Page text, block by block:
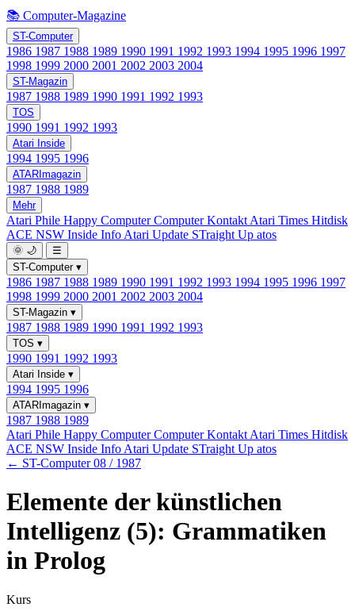
📚 Computer-Magazine
ST-Computer
1986 1987 1988 1989 1990 1991 1992 1993 1994 1995 1996 1997
1998 1999 2000 2001 2002 2003 2004
ST-Magazin
1987 1988 1989 1990 1991 1992 1993
TOS
1990 1991 1992 1993
Atari Inside
1994 1995 1996
ATARImagazin
1987 1988 1989
Mehr
Atari Phile Happy ComputerComputer Kontakt Atari Times Hitdisk
ACE NSW Inside Info Atari Update STraight Up atos
🌞 🌙
☰
ST-Computer ▾
1986 1987 1988 1989 1990 1991 1992 1993 1994 1995 1996 1997
1998 1999 2000 2001 2002 2003 2004
ST-Magazin ▾
1987 1988 1989 1990 1991 1992 1993
TOS ▾
1990 1991 1992 1993
Atari Inside ▾
1994 1995 1996
ATARImagazin ▾
1987 1988 1989
Atari Phile Happy ComputerComputer Kontakt Atari Times Hitdisk
ACE NSW Inside Info Atari Update STraight Up atos
← ST-Computer 08 / 1987
Elemente der künstlichen
Intelligenz (5): Grammatiken
in Prolog
Kurs